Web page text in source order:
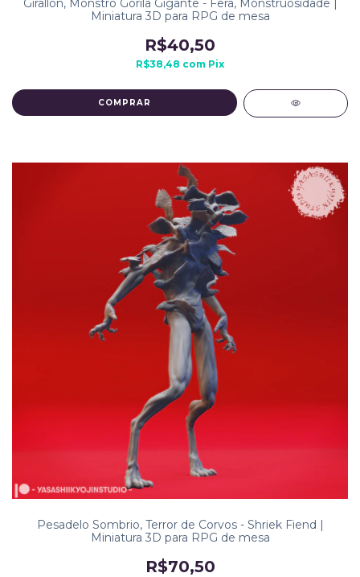
Girallon, Monstro Gorila Gigante - Fera, Monstruosidade |
Miniatura 3D para RPG de mesa
R$40,50
R$38,48 com Pix
COMPRAR
Pesadelo Sombrio, Terror de Corvos - Shriek Fiend |
Miniatura 3D para RPG de mesa
R$70,50